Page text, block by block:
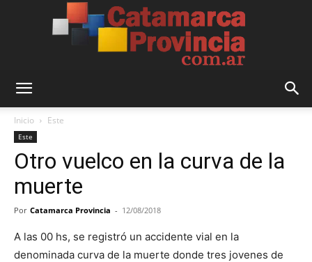
Provincia
Inicio Este
Este
Otro vuelco en la curva de la
muerte
Por Catamarca Provincia - 12/08/2018
A las 00 hs, se registró un accidente vial en la
denominada curva de la muerte donde tres jovenes de